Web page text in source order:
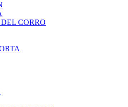
CORRO